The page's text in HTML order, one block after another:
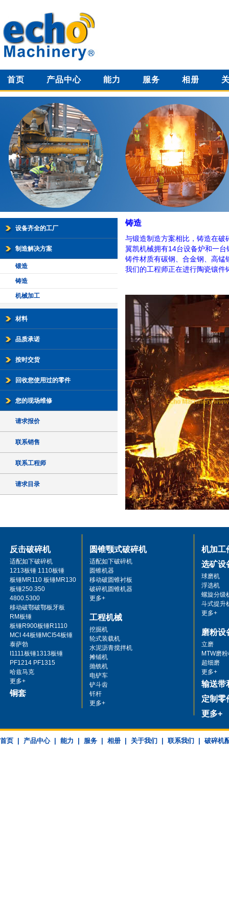
首页 产品中心 能力 服务 相册
设备齐全的工厂
制造解决方案
锻造
铸造
机械加工
材料
品质承诺
按时交货
回收您使用过的零件
您的现场维修
请求报价
联系销售
联系工程师
请求目录
铸造
与锻造制造方案相比，铸造在
翼凯机械拥有14台设备炉和一台
铸件材质有碳钢、合金钢、高
我们的工程师正在进行陶瓷镶件
反击破碎机
适配如下破碎机
1213板锤 1110板锤
板锤MR110 板锤MR130
板锤250.350
4800.5300
移动破鄂破鄂板牙板
RM板锤
板锤R900板锤R1110
MCI 44板锤MCI54板锤
泰萨勃
I1111板锤1313板锤
PF1214 PF1315
哈兹马克
更多+
铜套
圆锥颚式破碎机
适配如下破碎机
圆锥机器
移动破圆锥衬板
破碎机圆锥机器
更多+
工程机械
挖掘机
轮式装载机
水泥沥青搅拌机
摊铺机
抛铣机
电铲车
铲斗齿
钎杆
更多+
机加工
选矿设
球磨机
浮选机
螺旋分级
斗式提升
更多+
磨粉设
立磨
MTW磨
超细磨
更多+
输送带
定制零
更多+
首页 产品中心| 能力 服务 相册 关于我们 联系我们 破碎机